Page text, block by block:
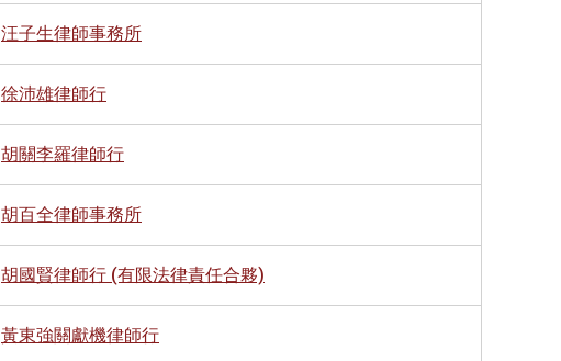
汪子生律師事務所
徐沛雄律師行
胡關李羅律師行
胡百全律師事務所
胡國賢律師行 (有限法律責任合夥)
黃東強關獻機律師行